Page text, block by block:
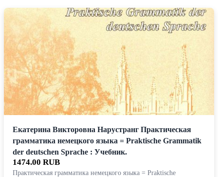
Екатерина Викторовна Нарустранг Практическая
грамматика немецкого языка = Praktische Grammatik
der deutschen Sprache : Учебник.
1474.00 RUB
Практическая грамматика немецкого языка = Praktische